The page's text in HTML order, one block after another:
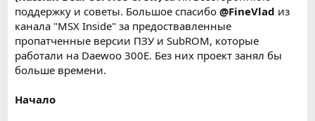
поддержку и советы. Большое спасибо@FineVlad из
канала "MSX Inside" за предоствавленные
пропатченные версии ПЗУ и SubROM, которые
работали на Daewoo 300E. Без них проект занял бы
больше времени.
Начало